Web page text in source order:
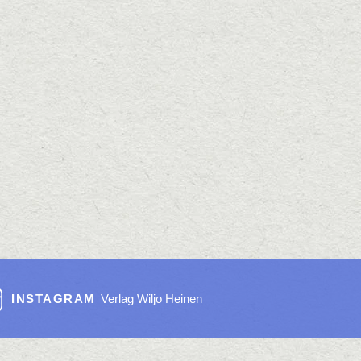
INSTAGRAM Verlag Wiljo Heinen